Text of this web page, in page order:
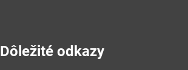
Dôležité odkazy